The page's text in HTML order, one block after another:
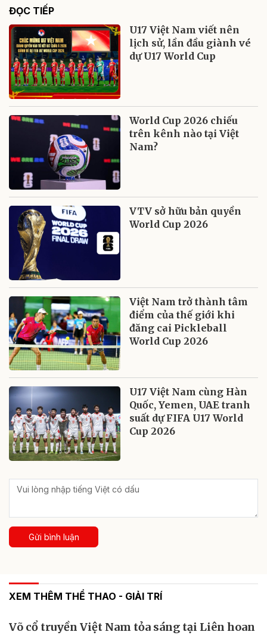
ĐỌC TIẾP
U17 Việt Nam viết nên
lịch sử, lần đầu giành vé
dự U17 World Cup
World Cup 2026 chiếu
trên kênh nào tại Việt
Nam?
VTV sở hữu bản quyền
World Cup 2026
Việt Nam trở thành tâm
điểm của thế giới khi
đăng cai Pickleball
World Cup 2026
U17 Việt Nam cùng Hàn
Quốc, Yemen, UAE tranh
suất dự FIFA U17 World
Cup 2026
Gửi bình luận
XEM THÊM THỂ THAO - GIẢI TRÍ
Võ cổ truyền Việt Nam tỏa sáng tại Liên hoan